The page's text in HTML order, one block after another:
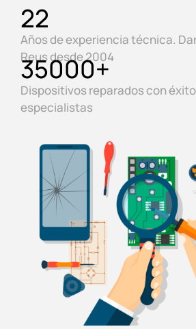
Años de experiencia técnica.
Reus desde 2004
22
Dispositivos reparados con
especialistas
35000+